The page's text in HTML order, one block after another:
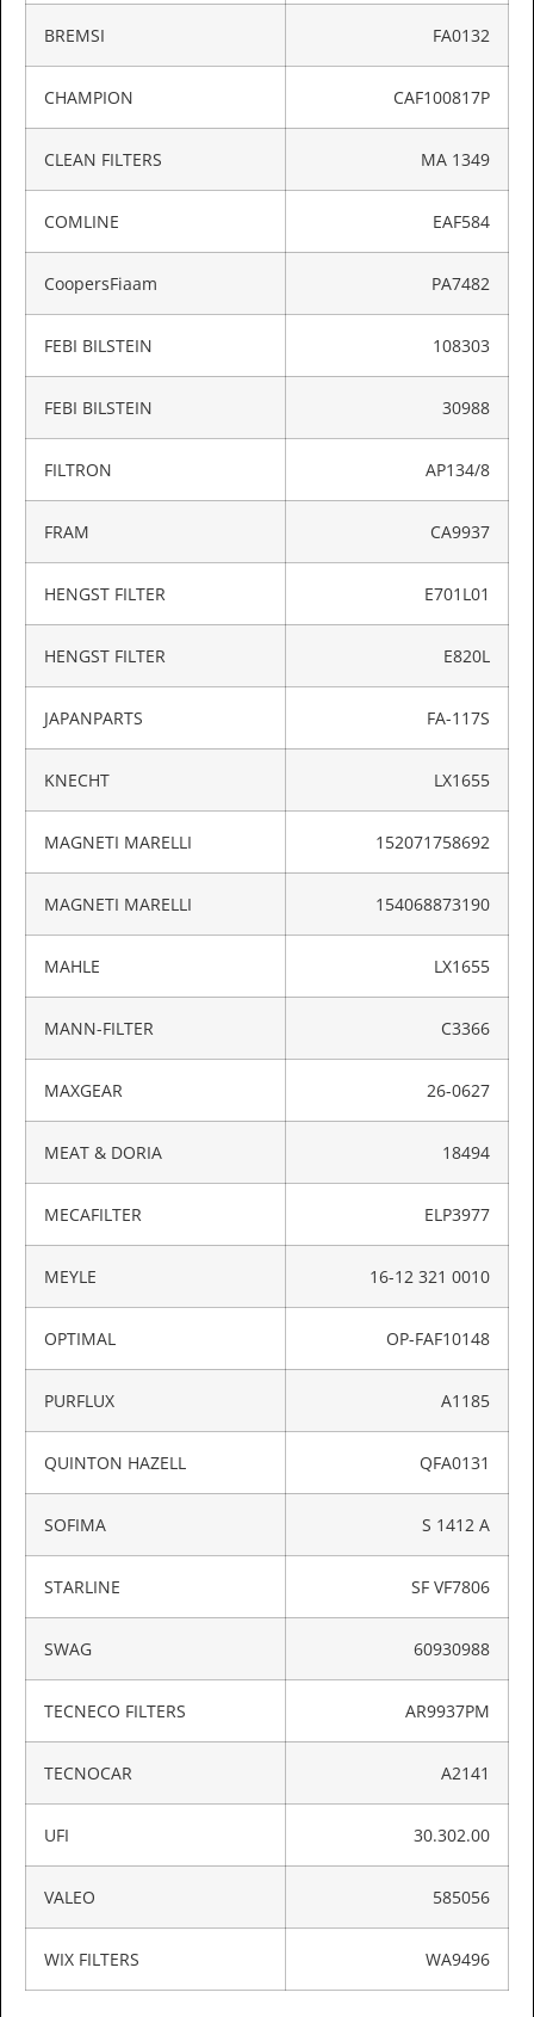
BREMSI FA0132
CHAMPION CAF100817P
CLEAN FILTERS MA 1349
COMLINE EAF584
CoopersFiaam PA7482
FEBI BILSTEIN 108303
FEBI BILSTEIN 30988
FILTRON AP134/8
FRAM CA9937
HENGST FILTER E701L01
HENGST FILTER E820L
JAPANPARTS FA-117S
KNECHT LX1655
MAGNETI MARELLI 152071758692
MAGNETI MARELLI 154068873190
MAHLE LX1655
MANN-FILTER C3366
MAXGEAR 26-0627
MEAT & DORIA 18494
MECAFILTER ELP3977
MEYLE 16-12 321 0010
OPTIMAL OP-FAF10148
PURFLUX A1185
QUINTON HAZELL QFA0131
SOFIMA S 1412 A
STARLINE SF VF7806
SWAG 60930988
TECNECO FILTERS AR9937PM
TECNOCAR A2141
UFI 30.302.00
VALEO 585056
WIX FILTERS WA9496